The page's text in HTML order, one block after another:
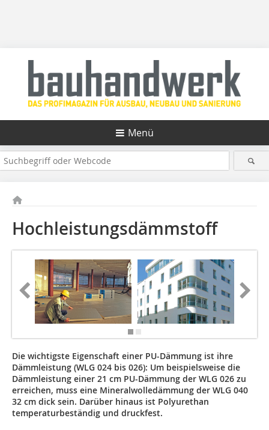
Menü
Hochleistungsdämmstoff
Die wichtigste Eigenschaft einer PU-Dämmung ist ihre
Dämmleistung (WLG 024 bis 026): Um beispielsweise die
Dämmleistung einer 21 cm PU-Dämmung der WLG 026 zu
erreichen, muss eine Mineralwolledämmung der WLG 040
32 cm dick sein. Darüber hinaus ist Polyurethan
temperaturbeständig und druckfest.